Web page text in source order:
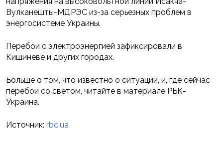
Вулканешты-МДРЭС из-за серьезных проблем в
энергосистеме Украины.
Перебои с электроэнергией зафиксировали в
Кишиневе и других городах.
Больше о том, что известно о ситуации, и, где сейчас
перебои со светом, читайте в материале РБК-
Украина.
Источник: rbc.ua